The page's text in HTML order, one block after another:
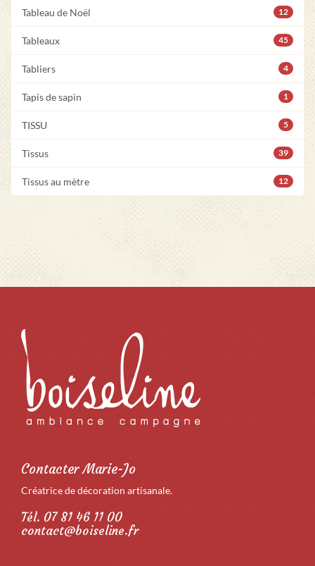
Tableau de Noël 12
Tableaux 45
Tabliers 4
Tapis de sapin 1
TISSU 5
Tissus 39
Tissus au mètre 12
Contacter Marie-Jo
Créatrice de décoration artisanale.
Tél. 07 81 46 11 00
contact@boiseline.fr